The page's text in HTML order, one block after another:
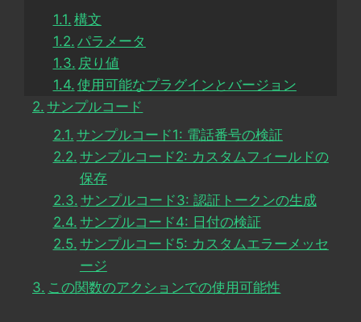
構文
パラメータ
戻り値
使用可能なプラグインとバージョン
サンプルコード
サンプルコード1: 電話番号の検証
サンプルコード2: カスタムフィールドの
保存
サンプルコード3: 認証トークンの生成
サンプルコード4: 日付の検証
サンプルコード5: カスタムエラーメッセ
ージ
この関数のアクションでの使用可能性